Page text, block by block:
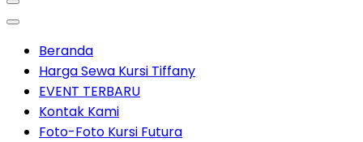
Beranda
Harga Sewa Kursi Tiffany
EVENT TERBARU
Kontak Kami
Foto-Foto Kursi Futura